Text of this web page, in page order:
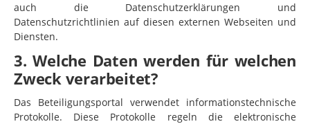
auch die Datenschutzerklärungen und
Datenschutzrichtlinien auf diesen externen Webseiten und
Diensten.
3. Welche Daten werden für welchen
Zweck verarbeitet?
Das Beteiligungsportal verwendet informationstechnische
Protokolle. Diese Protokolle regeln die elektronische